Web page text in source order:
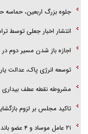
جلوه بزرگ اربعین،
انتشار اخبار جعلی
اجازه باز شدن مسیر دوم در
توسعه انرژی پاک، عدالت
مشروطه نقطه عطف بیداری
تاکید مجلس بر لزوم
۲۱ عامل موساد و ۴ عضو باند‌های مسلح بازداشت شدند